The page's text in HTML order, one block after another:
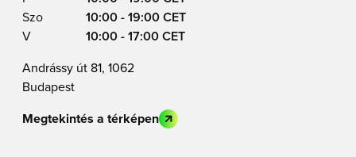
Szo
10:00 - 19:00 CET
V
10:00 - 17:00 CET
Andrássy út 81, 1062
Budapest
Megtekintés a térképen